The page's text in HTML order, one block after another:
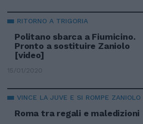
RITORNO A TRIGORIA
Politano sbarca a Fiumicino.
Pronto a sostituire Zaniolo
[video]
15/01/2020
VINCE LA JUVE E SI ROMPE ZANIOLO
Roma tra regali e maledizioni